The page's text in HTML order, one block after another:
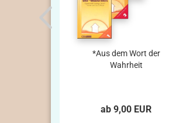
*Aus dem Wort der
Wahrheit
ab 9,00 EUR